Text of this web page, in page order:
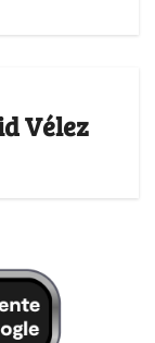
Vélez